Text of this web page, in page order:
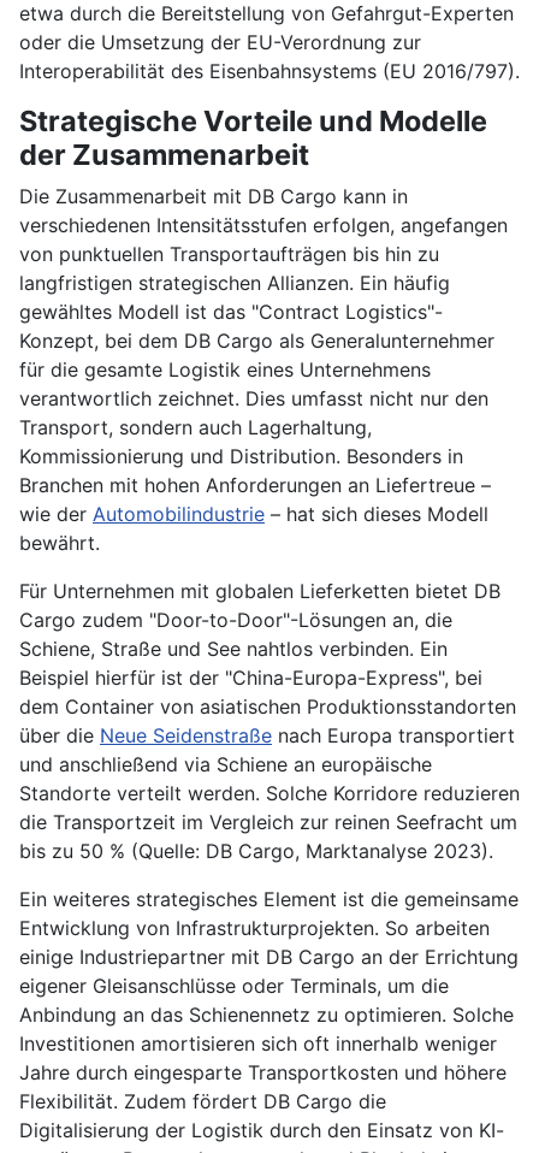
etwa durch die Bereitstellung von Gefahrgut-Experten
oder die Umsetzung der EU-Verordnung zur
Interoperabilität des Eisenbahnsystems (EU 2016/797).
Strategische Vorteile und Modelle
der Zusammenarbeit
Die Zusammenarbeit mit DB Cargo kann in
verschiedenen Intensitätsstufen erfolgen, angefangen
von punktuellen Transportaufträgen bis hin zu
langfristigen strategischen Allianzen. Ein häufig
gewähltes Modell ist das "Contract Logistics"-
Konzept, bei dem DB Cargo als Generalunternehmer
für die gesamte Logistik eines Unternehmens
verantwortlich zeichnet. Dies umfasst nicht nur den
Transport, sondern auch Lagerhaltung,
Kommissionierung und Distribution. Besonders in
Branchen mit hohen Anforderungen an Liefertreue –
wie der Automobilindustrie – hat sich dieses Modell
bewährt.
Für Unternehmen mit globalen Lieferketten bietet DB
Cargo zudem "Door-to-Door"-Lösungen an, die
Schiene, Straße und See nahtlos verbinden. Ein
Beispiel hierfür ist der "China-Europa-Express", bei
dem Container von asiatischen Produktionsstandorten
über die Neue Seidenstraße nach Europa transportiert
und anschließend via Schiene an europäische
Standorte verteilt werden. Solche Korridore reduzieren
die Transportzeit im Vergleich zur reinen Seefracht um
bis zu 50 % (Quelle: DB Cargo, Marktanalyse 2023).
Ein weiteres strategisches Element ist die gemeinsame
Entwicklung von Infrastrukturprojekten. So arbeiten
einige Industriepartner mit DB Cargo an der Errichtung
eigener Gleisanschlüsse oder Terminals, um die
Anbindung an das Schienennetz zu optimieren. Solche
Investitionen amortisieren sich oft innerhalb weniger
Jahre durch eingesparte Transportkosten und höhere
Flexibilität. Zudem fördert DB Cargo die
Digitalisierung der Logistik durch den Einsatz von KI-